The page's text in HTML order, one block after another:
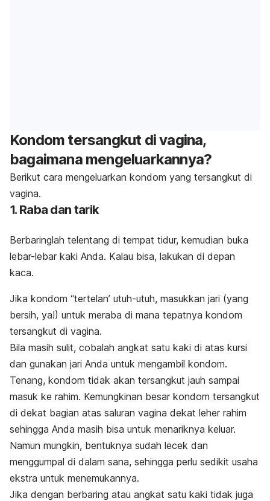
Kondom tersangkut di vagina,
bagaimana mengeluarkannya?
Berikut cara mengeluarkan kondom yang tersangkut di
vagina.
1. Raba dan tarik
Berbaringlah telentang di tempat tidur, kemudian buka
lebar-lebar kaki Anda. Kalau bisa, lakukan di depan
kaca.
Jika kondom “tertelan’ utuh-utuh, masukkan jari (yang
bersih, ya!) untuk meraba di mana tepatnya kondom
tersangkut di vagina.
Bila masih sulit, cobalah angkat satu kaki di atas kursi
dan gunakan jari Anda untuk mengambil kondom.
Tenang, kondom tidak akan tersangkut jauh sampai
masuk ke rahim. Kemungkinan besar kondom tersangkut
di dekat bagian atas saluran vagina dekat leher rahim
sehingga Anda masih bisa untuk menariknya keluar.
Namun mungkin, bentuknya sudah lecek dan
menggumpal di dalam sana, sehingga perlu sedikit usaha
ekstra untuk menemukannya.
Jika dengan berbaring atau angkat satu kaki tidak juga